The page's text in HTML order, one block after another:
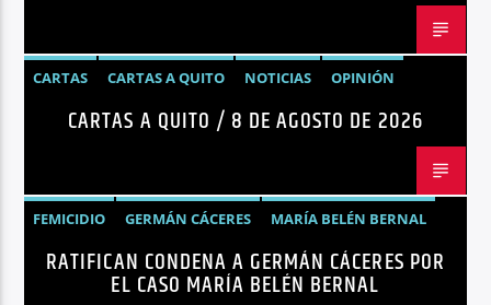
CARTAS CARTAS A QUITO NOTICIAS OPINIÓN
CARTAS A QUITO / 8 DE AGOSTO DE 2026
FEMICIDIO GERMÁN CÁCERES
MARÍA BELÉN BERNAL
NOTICIAS
SEGURIDAD
RATIFICAN CONDENA A GERMÁN CÁCERES POR
EL CASO MARÍA BELÉN BERNAL